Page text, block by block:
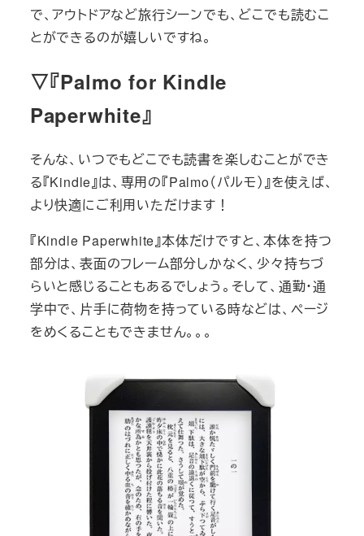
で、アウトドアなど旅行シーンでも、どこでも読むこ
とができるのが嬉しいですね。
▽『Palmo for Kindle
Paperwhite』
そんな、いつでもどこでも読書を楽しむことができ
る『Kindle』は、専用の『Palmo（パルモ）』を使えば、
より快適にご利用いただけます！
『Kindle Paperwhite』本体だけですと、本体を持つ
部分は、表面のフレーム部分しかなく、少々持ちづ
らいと感じることもあるでしょう。そして、通勤・通
学中で、片手に荷物を持っている時などは、ページ
をめくることもできません。。。